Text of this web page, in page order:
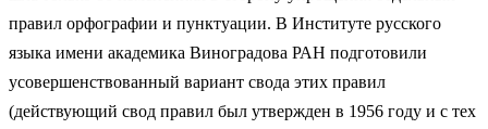
правил орфографии и пунктуации. В Институте русского
языка имени академика Виноградова РАН подготовили
усовершенствованный вариант свода этих правил
(действующий свод правил был утвержден в 1956 году и с тех